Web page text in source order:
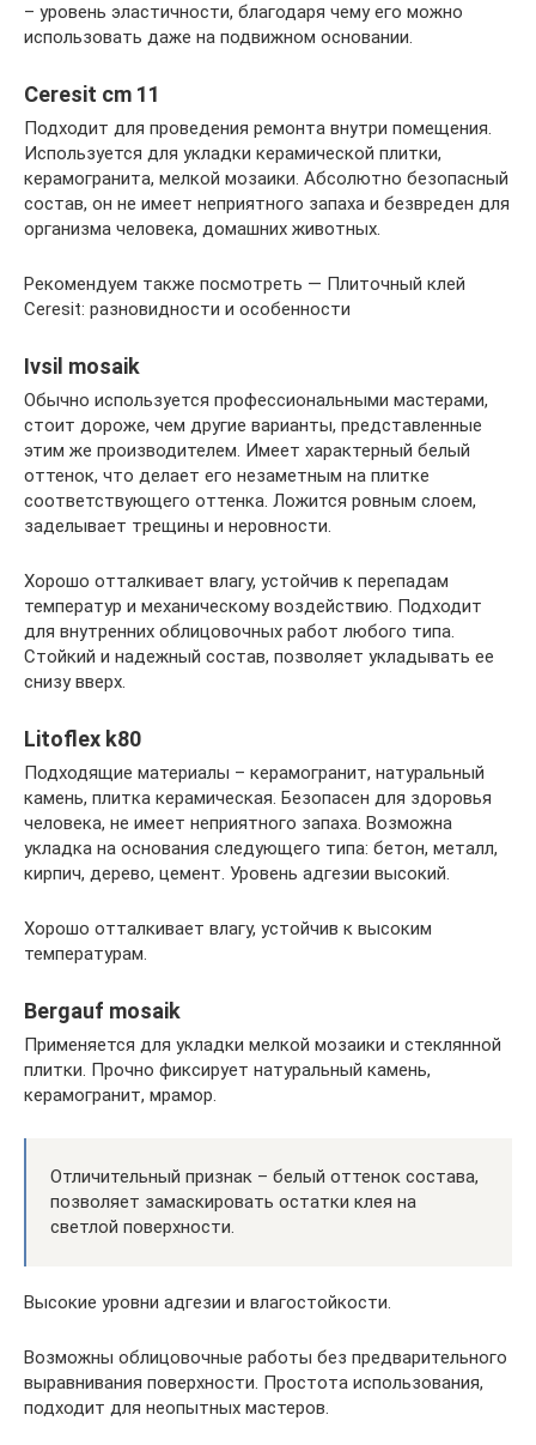
– уровень эластичности, благодаря чему его можно
использовать даже на подвижном основании.
Ceresit cm 11
Подходит для проведения ремонта внутри помещения.
Используется для укладки керамической плитки,
керамогранита, мелкой мозаики. Абсолютно безопасный
состав, он не имеет неприятного запаха и безвреден для
организма человека, домашних животных.
Рекомендуем также посмотреть — Плиточный клей
Ceresit: разновидности и особенности
Ivsil mosaik
Обычно используется профессиональными мастерами,
стоит дороже, чем другие варианты, представленные
этим же производителем. Имеет характерный белый
оттенок, что делает его незаметным на плитке
соответствующего оттенка. Ложится ровным слоем,
заделывает трещины и неровности.
Хорошо отталкивает влагу, устойчив к перепадам
температур и механическому воздействию. Подходит
для внутренних облицовочных работ любого типа.
Стойкий и надежный состав, позволяет укладывать ее
снизу вверх.
Litoflex k80
Подходящие материалы – керамогранит, натуральный
камень, плитка керамическая. Безопасен для здоровья
человека, не имеет неприятного запаха. Возможна
укладка на основания следующего типа: бетон, металл,
кирпич, дерево, цемент. Уровень адгезии высокий.
Хорошо отталкивает влагу, устойчив к высоким
температурам.
Bergauf mosaik
Применяется для укладки мелкой мозаики и стеклянной
плитки. Прочно фиксирует натуральный камень,
керамогранит, мрамор.
Отличительный признак – белый оттенок состава,
позволяет замаскировать остатки клея на
светлой поверхности.
Высокие уровни адгезии и влагостойкости.
Возможны облицовочные работы без предварительного
выравнивания поверхности. Простота использования,
подходит для неопытных мастеров.